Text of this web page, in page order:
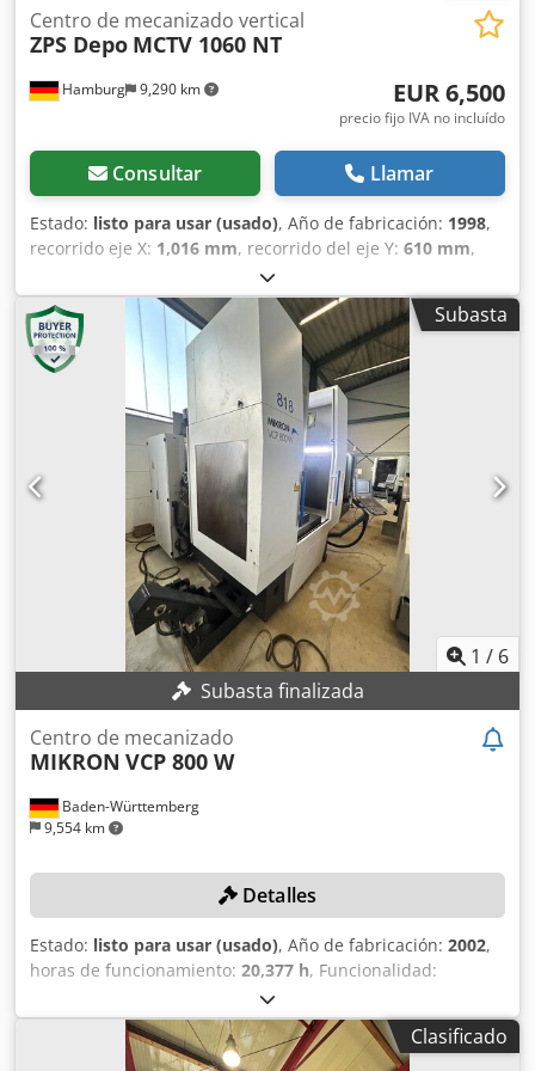
Hamburg 9,290 km
Centro de mecanizado vertical
ZPS Depo MCTV 1060 NT
EUR 6,500
precio fijo IVA no incluído
Consultar Llamar
Estado: listo para usar (usado), Año de fabricación: 1998,
recorrido eje X: 1,016 mm, recorrido del eje Y: 610 mm,
, Disponible inmediatamente
en nuestras instalaciones: Centro de mecanizado vertical
ZPS Depo Modelo MCTV 1060 NT Año de fabricación: 1998
Control Heidenhain iTNC 426 M Mesa: 1270 x 590 mm
Recorridos X/Y/Z: 1016/610/760 mm Cono: SK 50 Velocidad
del husillo: hasta 8000 rpm Carga máxima de la mesa: 900
kg Potencia del motor: 11 kW Cambio de herramientas: 24
posiciones Distancia husillo-mesa: 80 – 840 mm Peso: 6700
kg Dodpfx Aezrbzkefmock Precio: 6500 euros (más IVA),
disponible en nuestras instalaciones.
Subasta
1 / 6
Subasta finalizada
Baden-Württemberg
9,554 km
Centro de mecanizado
MIKRON VCP 800 W
Detalles
Estado: listo para usar (usado), Año de fabricación: 2002,
horas de funcionamiento: 20,377 h, Funcionalidad:
, recorrido eje X:
del eje Y:650 mm, recorrido del eje Z:500 mm, modelo de
controlador:Heidenhain iTNC 530, velocidad de giroClasificado